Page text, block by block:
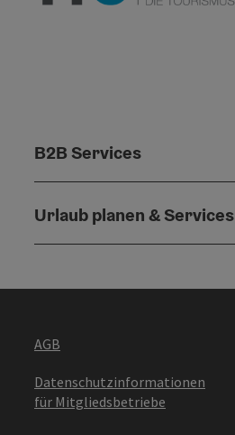
B2B Services
Urlaub planen & Services
AGB
Datenschutzinformationen
für Mitgliedsbetriebe